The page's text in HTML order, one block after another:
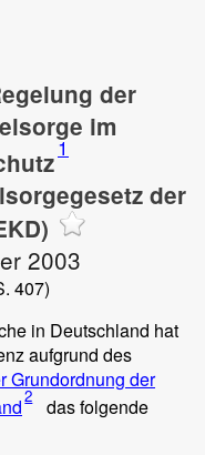
der
im
1
der
2003
407)
in Deutschland hat
aufgrund des
Grundordnung der
2
das folgende